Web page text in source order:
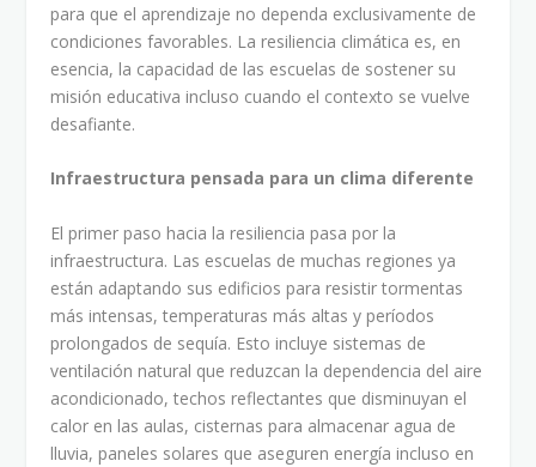
para que el aprendizaje no dependa exclusivamente de
condiciones favorables. La resiliencia climática es, en
esencia, la capacidad de las escuelas de sostener su
misión educativa incluso cuando el contexto se vuelve
desafiante.
Infraestructura pensada para un clima diferente
El primer paso hacia la resiliencia pasa por la
infraestructura. Las escuelas de muchas regiones ya
están adaptando sus edificios para resistir tormentas
más intensas, temperaturas más altas y períodos
prolongados de sequía. Esto incluye sistemas de
ventilación natural que reduzcan la dependencia del aire
acondicionado, techos reflectantes que disminuyan el
calor en las aulas, cisternas para almacenar agua de
lluvia, paneles solares que aseguren energía incluso en